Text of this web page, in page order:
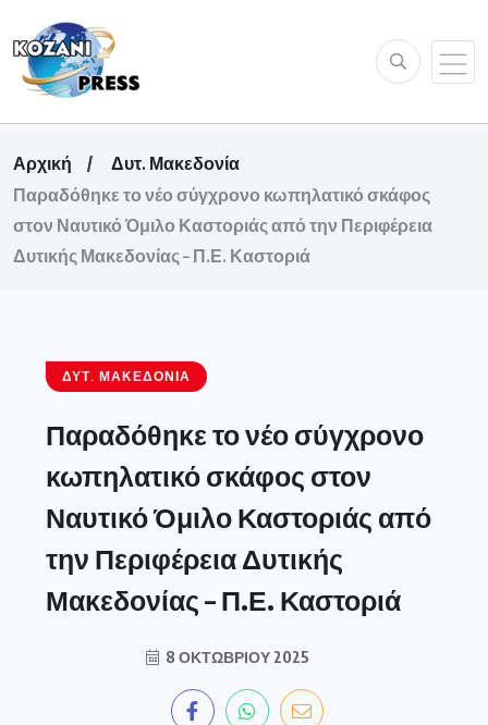
Αρχική
Δυτ. Μακεδονία
Παραδόθηκε το νέο σύγχρονο κωπηλατικό σκάφος
στον Ναυτικό Όμιλο Καστοριάς από την Περιφέρεια
Δυτικής Μακεδονίας – Π.Ε. Καστοριά
ΔΥΤ. ΜΑΚΕΔΟΝΊΑ
Παραδόθηκε το νέο σύγχρονο
κωπηλατικό σκάφος στον
Ναυτικό Όμιλο Καστοριάς από
την Περιφέρεια Δυτικής
Μακεδονίας – Π.Ε. Καστοριά
8 ΟΚΤΩΒΡΊΟΥ 2025